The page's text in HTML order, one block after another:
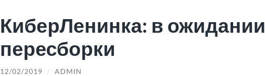
КиберЛенинка: в ожидании
пересборки
12/02/2019 / ADMIN